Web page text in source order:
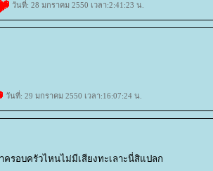
วันที่: 28 มกราคม 2550 เวลา:2:41:23 น.
วันที่: 29 มกราคม 2550 เวลา:16:07:24 น.
ครอบครัวไหนไม่มีเสียงทะเลาะนี่สิแปลก